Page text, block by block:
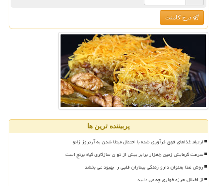
درج کامنت
پربیننده ترین ها
ارتباط غذاهای فوق فرآوری شده با احتمال مبتلا شدن به آرتروز زانو
سرعت گرمایش زمین ۵هزار برابر بیش از توان سازگاری گیاه برنج است
روش غذا بعنوان دارو زندگی بیماران قلبی را بهبود می بخشد
از اختلال هرزه خواری چه می دانید